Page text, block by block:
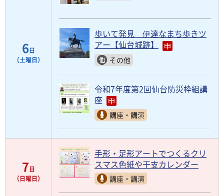
6日
（土曜日）
歩いて発見 伊達なまち歩きツ
アー【仙台城跡】
その他
令和7年度第2回仙台防災枠組講
座
講座・講演
7日
（日曜日）
手形・足形アートでつくるクリ
スマス色紙や干支カレンダー
講座・講演